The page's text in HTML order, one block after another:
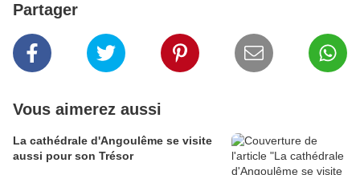
Partager
Vous aimerez aussi
La cathédrale d'Angoulême se visite
aussi pour son Trésor